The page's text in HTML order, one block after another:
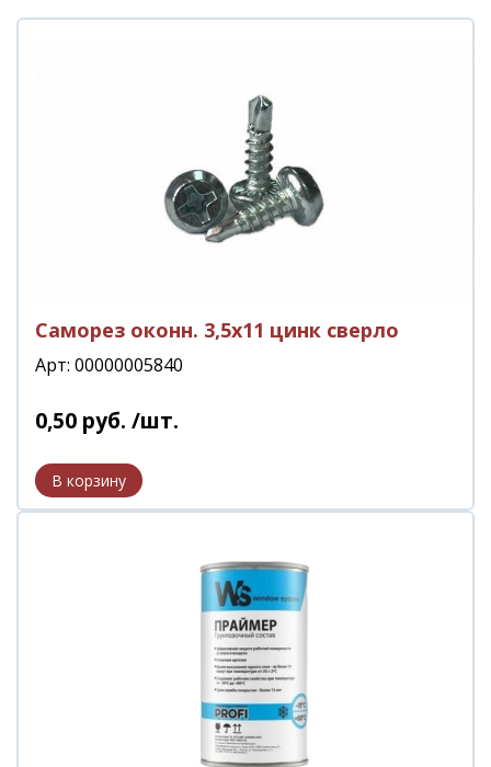
Саморез оконн. 3,5х11 цинк сверло
Арт: 00000005840
0,50 руб. /шт.